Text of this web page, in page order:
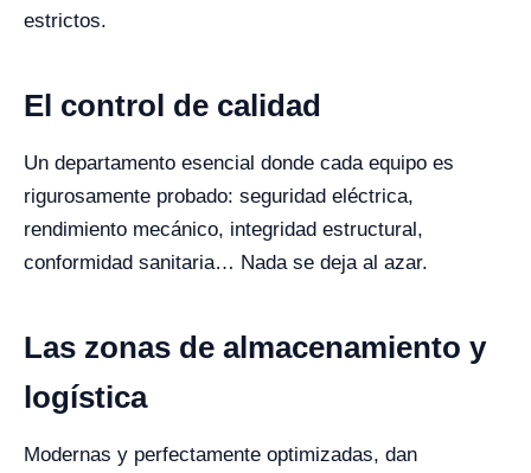
estrictos.
El control de calidad
Un departamento esencial donde cada equipo es
rigurosamente probado: seguridad eléctrica,
rendimiento mecánico, integridad estructural,
conformidad sanitaria… Nada se deja al azar.
Las zonas de almacenamiento y
logística
Modernas y perfectamente optimizadas, dan